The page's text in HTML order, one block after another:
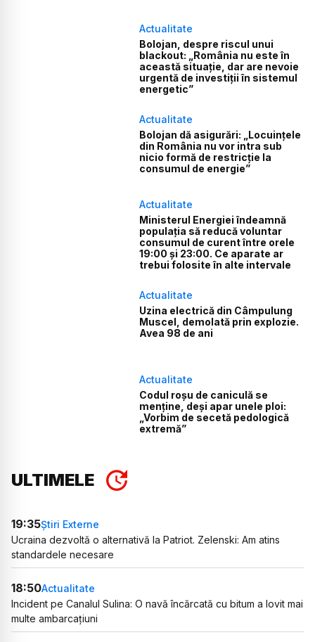
Actualitate
Bolojan, despre riscul unui
blackout: „România nu este în
această situație, dar are nevoie
urgentă de investiții în sistemul
energetic”
Actualitate
Bolojan dă asigurări: „Locuințele
din România nu vor intra sub
nicio formă de restricție la
consumul de energie”
Actualitate
Ministerul Energiei îndeamnă
populația să reducă voluntar
consumul de curent între orele
19:00 și 23:00. Ce aparate ar
trebui folosite în alte intervale
Actualitate
Uzina electrică din Câmpulung
Muscel, demolată prin explozie.
Avea 98 de ani
Actualitate
Codul roșu de caniculă se
menține, deși apar unele ploi:
„Vorbim de secetă pedologică
extremă”
ULTIMELE
19:35Știri Externe
Ucraina dezvoltă o alternativă la Patriot. Zelenski: Am atins
standardele necesare
18:50Actualitate
Incident pe Canalul Sulina: O navă încărcată cu bitum a lovit mai
multe ambarcațiuni